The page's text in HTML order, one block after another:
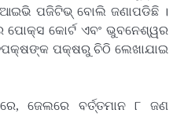
ପଜିଟିଭ୍ ବୋଲି ଜଣାପଡିଛି ।
କୋର୍ଟ ଏବଂ ଭୁବନେଶ୍ୱର
ପକ୍ଷରୁ ଚିଠି ଲେଖାଯାଇ
ଜେଲରେ ବର୍ତ୍ତମାନ ୮ ଜଣ